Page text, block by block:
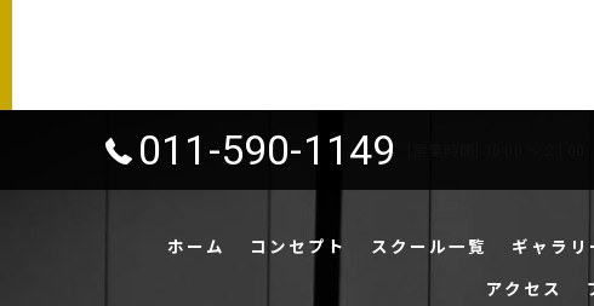
011-590-1149
ホーム コンセプト スクール一覧 ギャラリ
アクセス